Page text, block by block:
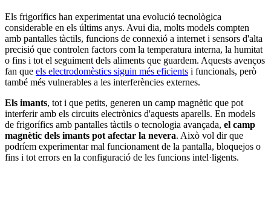
Els frigorífics han experimentat una evolució tecnològica
considerable en els últims anys. Avui dia, molts models compten
amb pantalles tàctils, funcions de connexió a internet i sensors d'alta
precisió que controlen factors com la temperatura interna, la humitat
o fins i tot el seguiment dels aliments que guardem. Aquests avenços
fan que els electrodomèstics siguin més eficients i funcionals, però
també més vulnerables a les interferències externes.
Els imants, tot i que petits, generen un camp magnètic que pot
interferir amb els circuits electrònics d'aquests aparells. En models
de frigorífics amb pantalles tàctils o tecnologia avançada, el camp
magnètic dels imants pot afectar la nevera. Això vol dir que
podríem experimentar mal funcionament de la pantalla, bloquejos o
fins i tot errors en la configuració de les funcions intel·ligents.